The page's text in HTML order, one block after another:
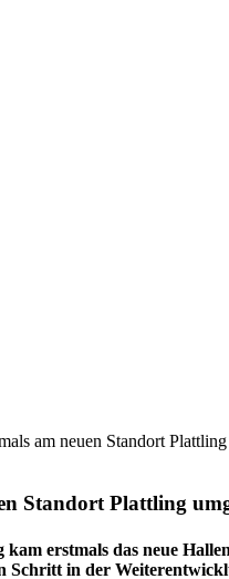
am neuen Standort
Standort Plattling
erstmals das neue
Schritt in der